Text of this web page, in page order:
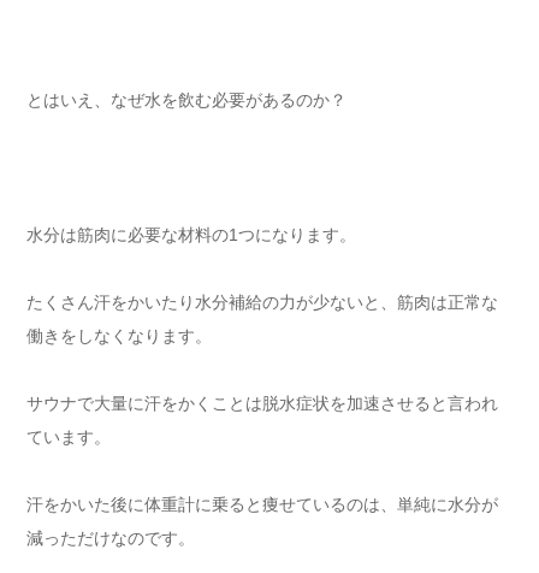
とはいえ、なぜ水を飲む必要があるのか？
水分は筋肉に必要な材料の1つになります。
たくさん汗をかいたり水分補給の力が少ないと、筋肉は正常な
働きをしなくなります。
サウナで大量に汗をかくことは脱水症状を加速させると言われ
ています。
汗をかいた後に体重計に乗ると痩せているのは、単純に水分が
減っただけなのです。